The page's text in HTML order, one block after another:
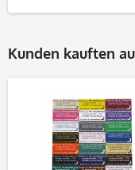
Kunden kauften